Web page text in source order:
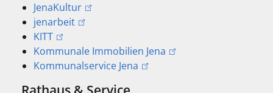
JenaKultur
jenarbeit
KITT
Kommunale Immobilien Jena
Kommunalservice Jena